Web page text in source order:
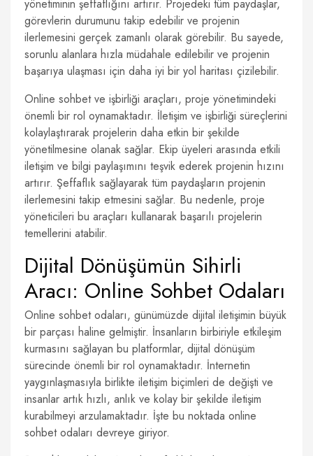
yönetiminin şeffaflığını artırır. Projedeki tüm paydaşlar,
görevlerin durumunu takip edebilir ve projenin
ilerlemesini gerçek zamanlı olarak görebilir. Bu sayede,
sorunlu alanlara hızla müdahale edilebilir ve projenin
başarıya ulaşması için daha iyi bir yol haritası çizilebilir.
Online sohbet ve işbirliği araçları, proje yönetimindeki
önemli bir rol oynamaktadır. İletişim ve işbirliği süreçlerini
kolaylaştırarak projelerin daha etkin bir şekilde
yönetilmesine olanak sağlar. Ekip üyeleri arasında etkili
iletişim ve bilgi paylaşımını teşvik ederek projenin hızını
artırır. Şeffaflık sağlayarak tüm paydaşların projenin
ilerlemesini takip etmesini sağlar. Bu nedenle, proje
yöneticileri bu araçları kullanarak başarılı projelerin
temellerini atabilir.
Dijital Dönüşümün Sihirli
Aracı: Online Sohbet Odaları
Online sohbet odaları, günümüzde dijital iletişimin büyük
bir parçası haline gelmiştir. İnsanların birbiriyle etkileşim
kurmasını sağlayan bu platformlar, dijital dönüşüm
sürecinde önemli bir rol oynamaktadır. İnternetin
yaygınlaşmasıyla birlikte iletişim biçimleri de değişti ve
insanlar artık hızlı, anlık ve kolay bir şekilde iletişim
kurabilmeyi arzulamaktadır. İşte bu noktada online
sohbet odaları devreye giriyor.